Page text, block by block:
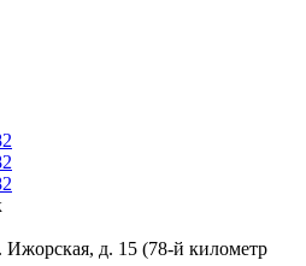
Ижорская, д. 15 (78-й километр